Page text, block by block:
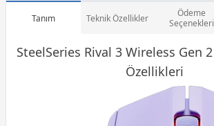
Tanım Teknik Özellikler
Ödeme
Seçenekleri
SteelSeries Rival 3 Wireless Gen 2
Özellikleri